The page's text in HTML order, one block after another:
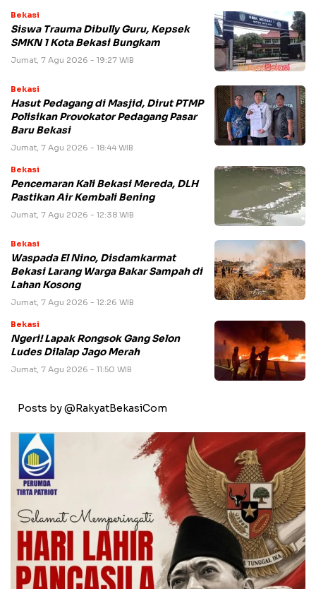
Bekasi
Siswa Trauma Dibully Guru, Kepsek
SMKN 1 Kota Bekasi Bungkam
Jumat, 7 Agu 2026 - 19:27 WIB
Bekasi
Hasut Pedagang di Masjid, Dirut PTMP
Polisikan Provokator Pedagang Pasar
Baru Bekasi
Jumat, 7 Agu 2026 - 18:44 WIB
Bekasi
Pencemaran Kali Bekasi Mereda, DLH
Pastikan Air Kembali Bening
Jumat, 7 Agu 2026 - 12:38 WIB
Bekasi
Waspada El Nino, Disdamkarmat
Bekasi Larang Warga Bakar Sampah di
Lahan Kosong
Jumat, 7 Agu 2026 - 12:26 WIB
Bekasi
Ngeri! Lapak Rongsok Gang Selon
Ludes Dilalap Jago Merah
Jumat, 7 Agu 2026 - 11:50 WIB
Posts by @RakyatBekasiCom